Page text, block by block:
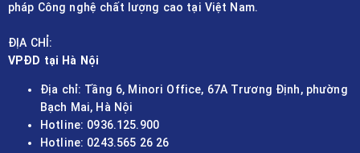
pháp Công nghệ chất lượng cao tại Việt Nam.
ĐỊA CHỈ:
VPĐD tại Hà Nội
Địa chỉ: Tầng 6, Minori Office, 67A Trương Định, phường
Bạch Mai, Hà Nội
Hotline: 0936.125.900
Hotline: 0243.565 26 26